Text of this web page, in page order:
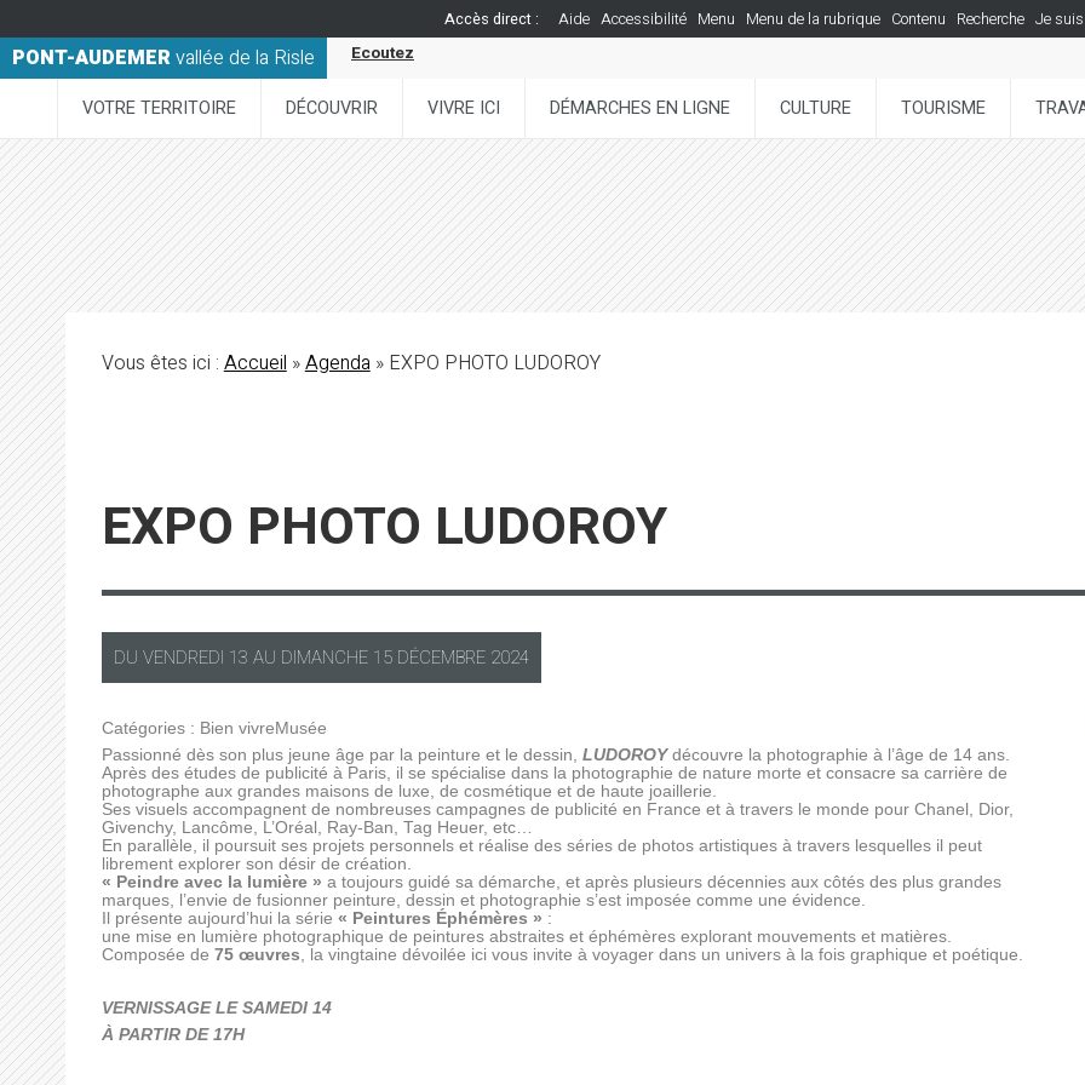
Accès direct : Aide Accessibilité Menu Menu de la rubrique Contenu Recherche Je suis
PONT-AUDEMERvallée de la Risle Ecoutez
VOTRE TERRITOIRE DÉCOUVRIR VIVRE ICI DÉMARCHES EN LIGNE CULTURE TOURISME
Vous êtes ici :Accueil»Agenda» EXPO PHOTO LUDOROY
EXPO PHOTO LUDOROY
DU VENDREDI 13 AU DIMANCHE15 DÉCEMBRE 2024
Catégories : Bien vivre Musée
Passionné dès son plus jeune âge par la peinture et le dessin, LUDOROYdécouvre la photographie à l’âge de 14 ans.
Après des études de publicité à Paris, il se spécialise dans la photographie de nature morte et consacre sa carrière de
photographe aux grandes maisons de luxe, de cosmétique et de haute joaillerie.
Ses visuels accompagnent de nombreuses campagnes de publicité en France et à travers le monde pour Chanel, Dior,
Givenchy, Lancôme, L’Oréal, Ray-Ban, Tag Heuer, etc…
En parallèle, il poursuit ses projets personnels et réalise des séries de photos artistiques à travers lesquelles il peut
librement explorer son désir de création.
« Peindre avec la lumière » a toujours guidé sa démarche, et après plusieurs décennies aux côtés des plus grandes
marques, l’envie de fusionner peinture, dessin et photographie s’est imposée comme une évidence.
Il présente aujourd’hui la série « Peintures Éphémères » :
une mise en lumière photographique de peintures abstraites et éphémères explorant mouvements et matières.
Composée de 75 œuvres, la vingtaine dévoilée ici vous invite à voyager dans un univers à la fois graphique et poétique.
VERNISSAGE LE SAMEDI 14
À PARTIR DE 17H